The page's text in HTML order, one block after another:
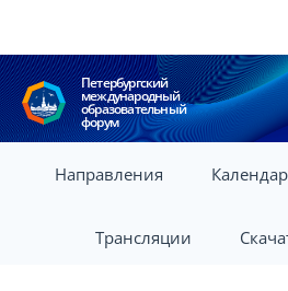
Петербургский
международный
образовательный
форум
Направления
Трансляции